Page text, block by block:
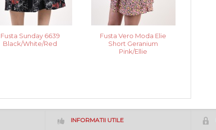
Fusta Sunday 6639
Black/White/Red
Fusta Vero Moda Elie
Short Geranium
Pink/Ellie
INFORMATII UTILE